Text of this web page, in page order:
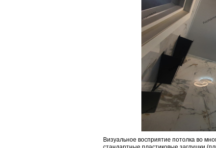
Визуальное восприятие потолка во